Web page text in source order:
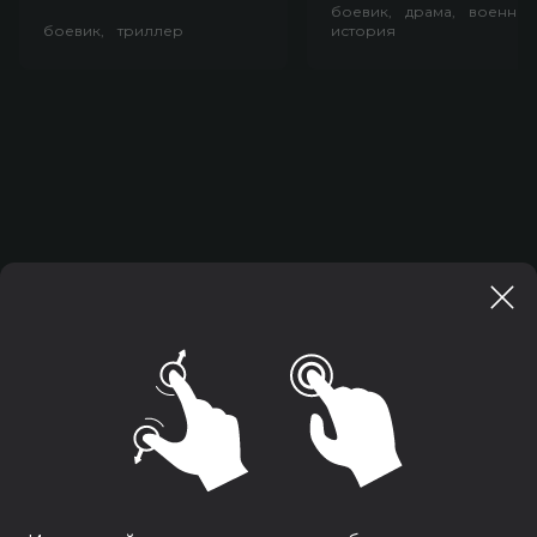
боевик, триллер
боевик, драма,
история
Сайт кинотеатра использует cookies для вашего
удобства: сохраняет данные для авторизации,
отслеживает ваши покупки, применяет персональные
Вы можете отключить cookies в настройках
своего браузера, но это повлияет на функциональность